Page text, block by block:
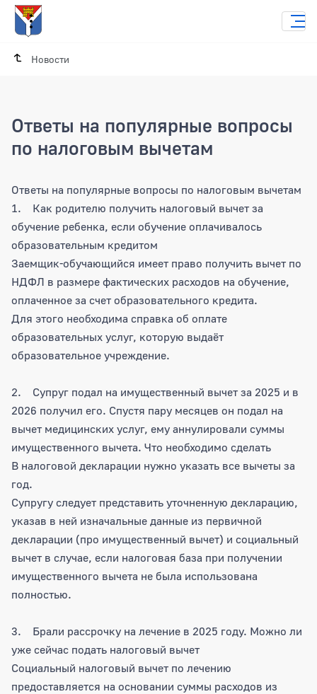
Новости
Ответы на популярные вопросы
по налоговым вычетам
Ответы на популярные вопросы по
Ответы на популярные вопросы по налоговым вычетам
1. Как родителю получить налоговый вычет за
обучение ребенка, если обучение оплачивалось
образовательным кредитом
Заемщик-обучающийся имеет право получить вычет по
НДФЛ в размере фактических расходов на обучение,
оплаченное за счет образовательного кредита.
Для этого необходима справка об оплате
образовательных услуг, которую выдаёт
образовательное учреждение.
2. Супруг подал на имущественный вычет за 2025 и в
2026 получил его. Спустя пару месяцев он подал на
вычет медицинских услуг, ему аннулировали суммы
имущественного вычета. Что необходимо сделать
В налоговой декларации нужно указать все вычеты за
год.
Супругу следует представить уточненную декларацию,
указав в ней изначальные данные из первичной
декларации (про имущественный вычет) и социальный
вычет в случае, если налоговая база при получении
имущественного вычета не была использована
полностью.
3. Брали рассрочку на лечение в 2025 году. Можно ли
уже сейчас подать налоговый вычет
Социальный налоговый вычет по лечению
предоставляется на основании суммы расходов из